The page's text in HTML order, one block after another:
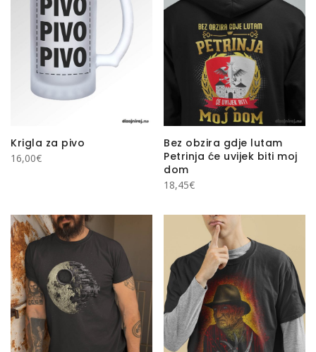
Krigla za pivo
16,00€
Bez obzira gdje lutam
Petrinja će uvijek biti moj
dom
18,45€